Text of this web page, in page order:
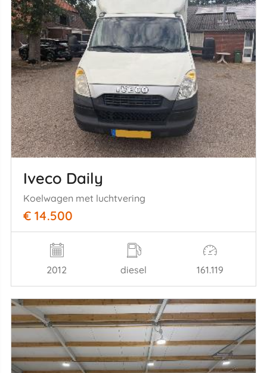
Iveco Daily
Koelwagen met luchtvering
€ 14.500
2012 diesel 161.119